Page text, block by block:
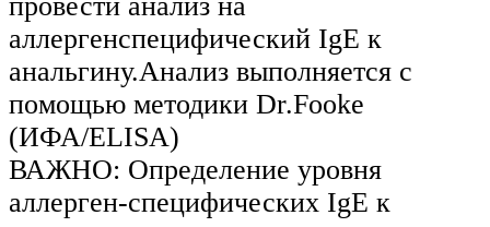
аллергенспецифический IgE к
анальгину.Анализ выполняется с
помощью методики Dr.Fooke
(ИФА/ELISA)
ВАЖНО: Определение уровня
аллерген-специфических IgE к